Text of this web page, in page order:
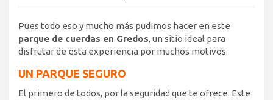
Pues todo eso y mucho más pudimos hacer en este
parque de cuerdas en Gredos, un sitio ideal para
disfrutar de esta experiencia por muchos motivos.
UN PARQUE SEGURO
El primero de todos, por la seguridad que te ofrece. Este